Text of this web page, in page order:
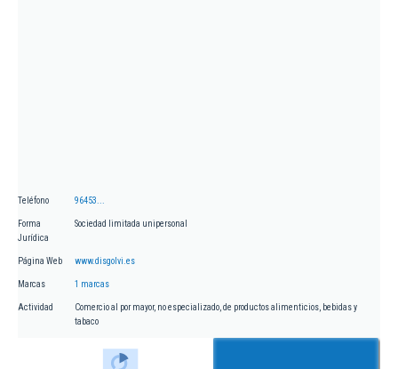
Teléfono 96453...
Forma
Jurídica
Sociedad limitada unipersonal
Página Web www.disgolvi.es
Marcas 1 marcas
Actividad
Comercio al por mayor, no especializado, de productos alimenticios, bebidas y
tabaco